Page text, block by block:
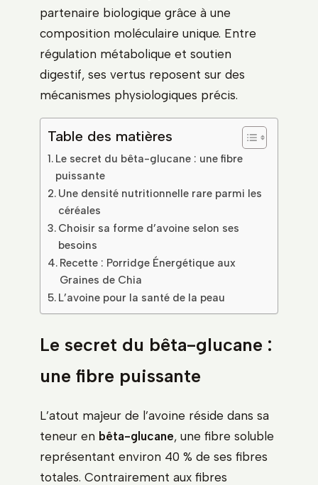
partenaire biologique grâce à une
composition moléculaire unique. Entre
régulation métabolique et soutien
digestif, ses vertus reposent sur des
mécanismes physiologiques précis.
Table des matières
Le secret du bêta-glucane : une fibre
puissante
Une densité nutritionnelle rare parmi les
céréales
Choisir sa forme d’avoine selon ses
besoins
Recette : Porridge Énergétique aux
Graines de Chia
L’avoine pour la santé de la peau
Le secret du bêta-glucane :
une fibre puissante
L’atout majeur de l’avoine réside dans sa
teneur en bêta-glucane, une fibre soluble
représentant environ 40 % de ses fibres
totales. Contrairement aux fibres